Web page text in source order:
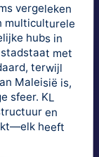
vergeleken
multiculturele
hubs in
met
terwijl
Maleisië is,
sfeer. KL
en
heeft